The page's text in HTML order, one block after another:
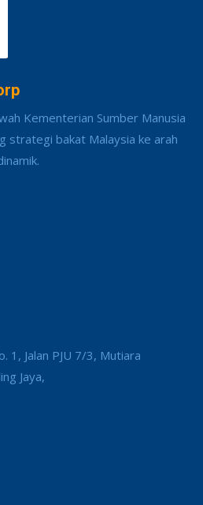
Kementerian Sumber Manusia
strategi bakat Malaysia ke arah
1, Jalan PJU 7/3, Mutiara
Jaya,